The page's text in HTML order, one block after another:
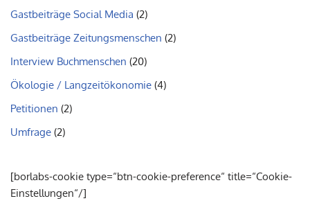
Gastbeiträge Social Media (2)
Gastbeiträge Zeitungsmenschen (2)
Interview Buchmenschen (20)
Ökologie / Langzeitökonomie (4)
Petitionen (2)
Umfrage (2)
[borlabs-cookie type=“btn-cookie-preference“ title=“Cookie-
Einstellungen“/]